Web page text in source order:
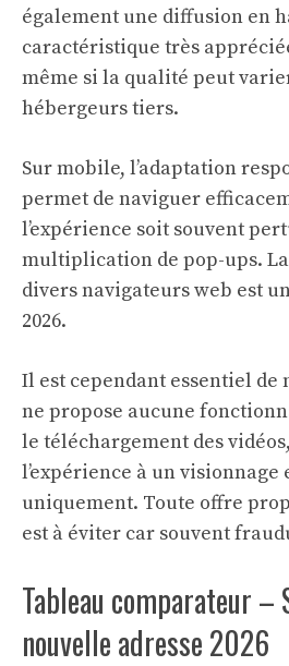
également une diffusion en
caractéristique très
même si la qualité peut
hébergeurs tiers.
Sur mobile, l’adaptation
permet de naviguer
l’expérience soit souvent
multiplication de pop-ups.
divers navigateurs web est
2026.
Il est cependant essentiel de
ne propose aucune
le téléchargement des
l’expérience à un visionnage
uniquement. Toute offre
est à éviter car souvent
Tableau comparateur –
nouvelle adresse 2026